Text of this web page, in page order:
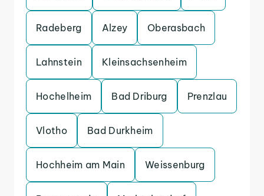
Radeberg Alzey Oberasbach
Lahnstein Kleinsachsenheim
Hochelheim Bad Driburg Prenzlau
Vlotho Bad Durkheim
Hochheim am Main Weissenburg